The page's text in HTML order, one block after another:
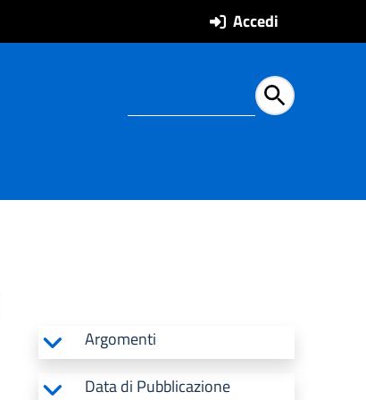
Accedi
Ricerca
Argomenti
Data di Pubblicazione